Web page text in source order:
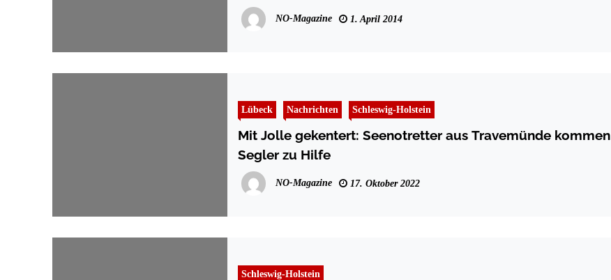
NO-Magazine 1. April 2014
Lübeck Nachrichten Schleswig-Holstein
Mit Jolle gekentert: Seenotretter aus Travemünde kommen
Segler zu Hilfe
NO-Magazine 17. Oktober 2022
Schleswig-Holstein